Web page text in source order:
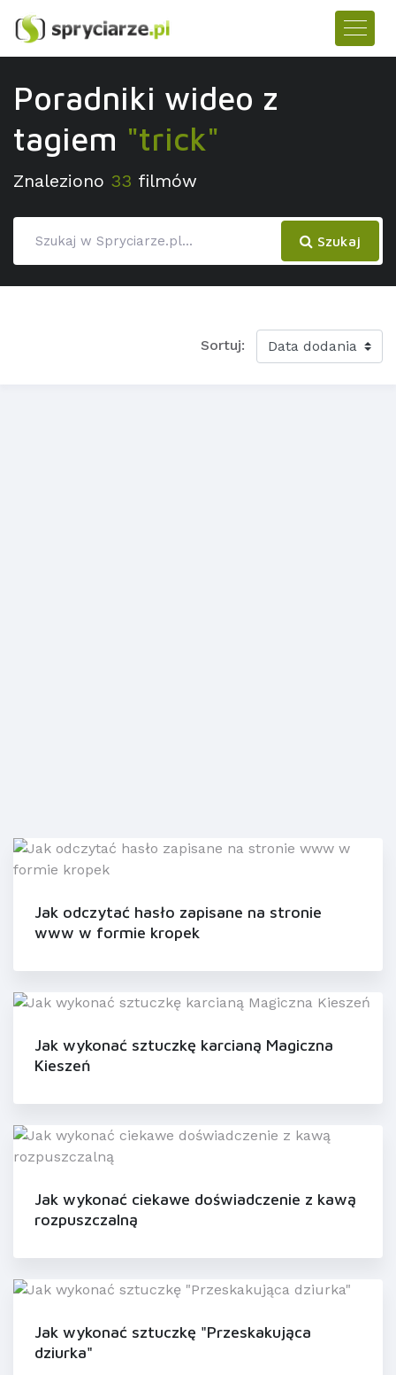
Poradniki wideo z
tagiem "trick"
Znaleziono 33 filmów
Szukaj
Sortuj:
Jak odczytać hasło zapisane na stronie
www w formie kropek
Jak wykonać sztuczkę karcianą Magiczna
Kieszeń
Jak wykonać ciekawe doświadczenie z kawą
rozpuszczalną
Jak wykonać sztuczkę "Przeskakująca
dziurka"